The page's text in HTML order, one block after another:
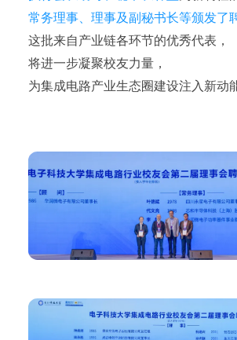
常务理事、理事及副秘书长等颁发了
这批来自产业链各环节的优秀代表，
将进一步凝聚校友力量，
为集成电路产业生态圈建设注入新动